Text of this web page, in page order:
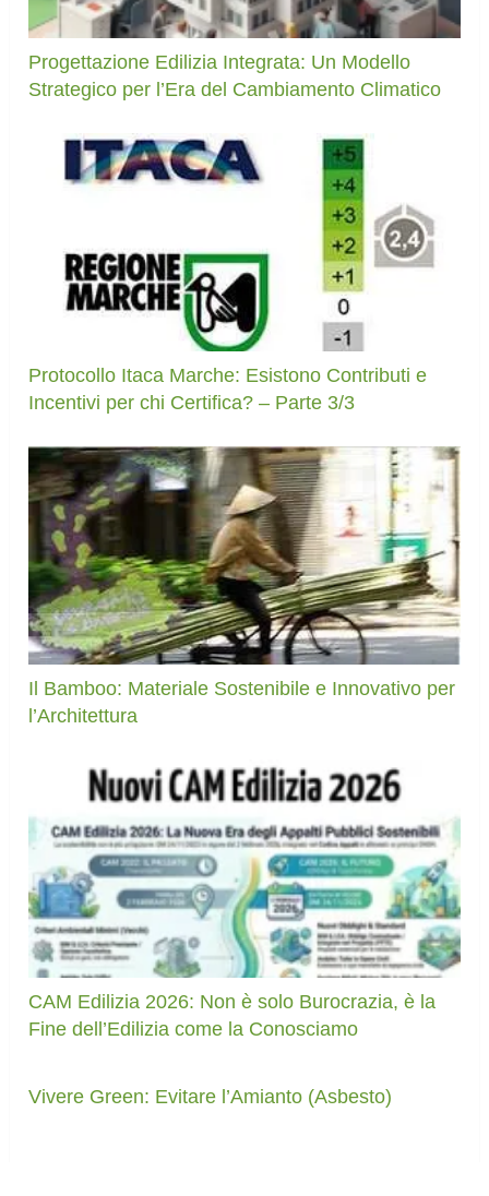
Progettazione Edilizia Integrata: Un Modello
Strategico per l’Era del Cambiamento Climatico
Protocollo Itaca Marche: Esistono Contributi e
Incentivi per chi Certifica? – Parte 3/3
Il Bamboo: Materiale Sostenibile e Innovativo per
l’Architettura
CAM Edilizia 2026: Non è solo Burocrazia, è la
Fine dell’Edilizia come la Conosciamo
Vivere Green: Evitare l’Amianto (Asbesto)